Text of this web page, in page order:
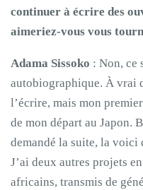
continuer à écrire des
aimeriez-vous vous
Adama Sissoko : Non, ce
autobiographique. À vrai
l’écrire, mais mon
de mon départ au Japon.
demandé la suite, la voici
J’ai deux autres projets
africains, transmis de